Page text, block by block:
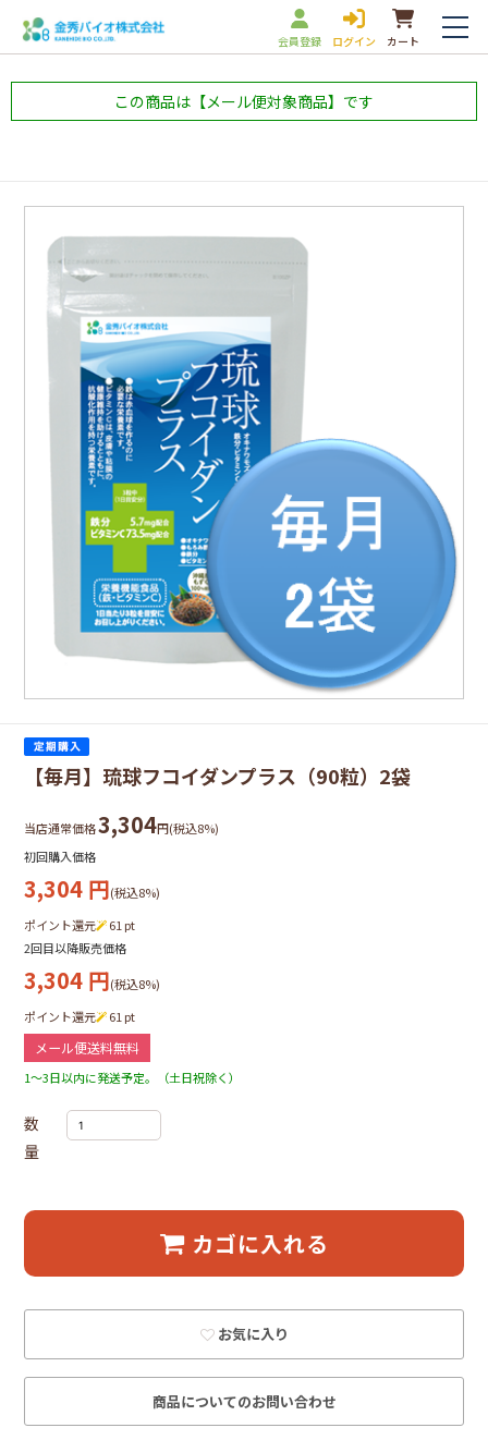
会員登録 ログイン カート
この商品は【メール便対象商品】です
【毎月】琉球フコイダンプラス（90粒）2袋
当店通常価格3,304円(税込8%)
初回購入価格
3,304 円(税込8%)
ポイント還元
61 pt
2回目以降販売価格
3,304 円(税込8%)
ポイント還元
61 pt
メール便送料無料
1～3日以内に発送予定。（土日祝除く）
数
量
カゴに入れる
お気に入り
商品についてのお問い合わせ